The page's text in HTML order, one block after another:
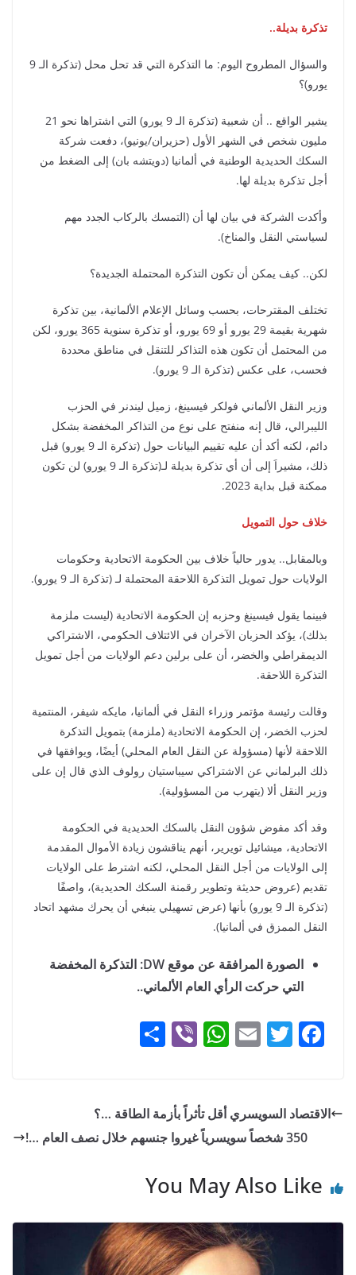
تذكرة بديلة..
والسؤال المطروح اليوم: ما التذكرة التي قد تحل محل (تذكرة الـ 9
يورو)؟
يشير الواقع .. أن شعبية (تذكرة الـ 9 يورو) التي اشتراها نحو 21
مليون شخص في الشهر الأول (حزيران/يونيو)، دفعت شركة
السكك الحديدية الوطنية في ألمانيا (دويتشه بان) إلى الضغط من
أجل تذكرة بديلة لها.
وأكدت الشركة في بيان لها أن (التمسك بالركاب الجدد مهم
لسياستي النقل والمناخ).
لكن.. كيف يمكن أن تكون التذكرة المحتملة الجديدة؟
تختلف المقترحات، بحسب وسائل الإعلام الألمانية، بين تذكرة
شهرية بقيمة 29 يورو أو 69 يورو، أو تذكرة سنوية 365 يورو، لكن
من المحتمل أن تكون هذه التذاكر للتنقل في مناطق محددة
فحسب، على عكس (تذكرة الـ 9 يورو).
وزير النقل الألماني فولكر فيسينغ، زميل ليندنر في الحزب
الليبرالي، قال إنه منفتح على نوع من التذاكر المخفضة بشكل
دائم، لكنه أكد أن عليه تقييم البيانات حول (تذكرة الـ 9 يورو) قبل
ذلك، مشيراَ إلى أن أي تذكرة بديلة لـ(تذكرة الـ 9 يورو) لن تكون
ممكنة قبل بداية 2023.
خلاف حول التمويل
وبالمقابل.. يدور حالياً خلاف بين الحكومة الاتحادية وحكومات
الولايات حول تمويل التذكرة اللاحقة المحتملة لـ (تذكرة الـ 9 يورو).
فبينما يقول فيسينغ وحزبه إن الحكومة الاتحادية (ليست ملزمة
بذلك)، يؤكد الحزبان الآخران في الائتلاف الحكومي، الاشتراكي
الديمقراطي والخضر، أن على برلين دعم الولايات من أجل تمويل
التذكرة اللاحقة.
وقالت رئيسة مؤتمر وزراء النقل في ألمانيا، مايكه شيفر، المنتمية
لحزب الخضر، إن الحكومة الاتحادية (ملزمة) بتمويل التذكرة
اللاحقة لأنها (مسؤولة عن النقل العام المحلي) أيضًا، ويوافقها في
ذلك البرلماني عن الاشتراكي سيباستيان رولوف الذي قال إن على
وزير النقل ألا (يتهرب من المسؤولية).
وقد أكد مفوض شؤون النقل بالسكك الحديدية في الحكومة
الاتحادية، ميشائيل تويرير، أنهم يناقشون زيادة الأموال المقدمة
إلى الولايات من أجل النقل المحلي، لكنه اشترط على الولايات
تقديم (عروض حديثة وتطوير رقمنة السكك الحديدية)، واصفًا
(تذكرة الـ 9 يورو) بأنها (عرض تسهيلي ينبغي أن يحرك مشهد اتحاد
النقل الممزق في ألمانيا).
الصورة المرافقة عن موقع DW: التذكرة المخفضة
التي حركت الرأي العام الألماني..
F
a
e
b
o
T
w
er
E
m
l
W
h
s
A
p
Vi
b
e
الاقتصاد السويسري أقل تأثراً بأزمة الطاقة …؟
350 شخصاً سويسرياً غيروا جنسهم خلال نصف العام …!
You May Also Like